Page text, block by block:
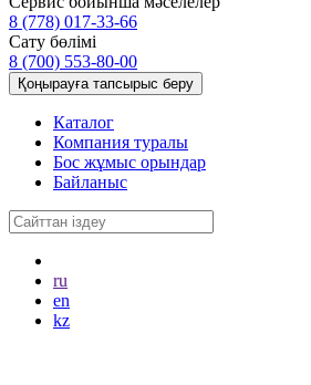
8 (778) 017-33-66
Сату бөлімі
8 (700) 553-80-00
Қоңырауға тапсырыс беру
Каталог
Компания туралы
Бос жұмыс орындар
Байланыс
ru
en
kz